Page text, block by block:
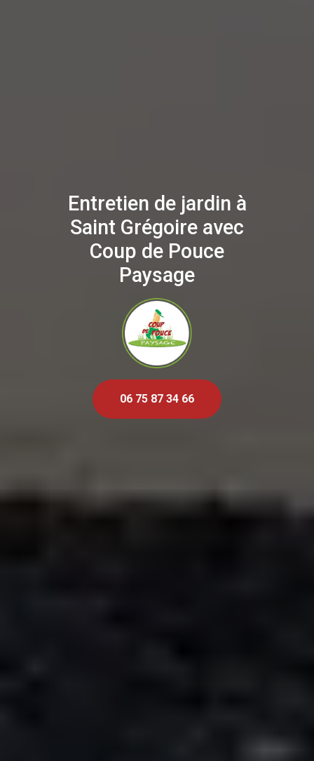
Entretien de jardin à
Saint Grégoire avec
Coup de Pouce
Paysage
06 75 87 34 66